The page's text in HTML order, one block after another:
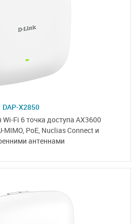
DAP-X2850
Wi-Fi 6точка доступа AX3600
MIMO,PoE, Nuclias Connect и
антеннами